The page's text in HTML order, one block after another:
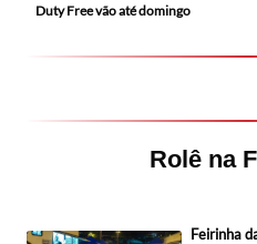
Duty Free vão até domingo
Rolê na
Feirinha